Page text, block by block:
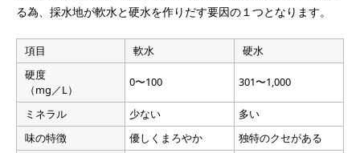
る為、採水地が軟水と硬水を作りだす要因の１つとなります。
項目 軟水
硬水
硬度
（mg／L）
0〜100 301〜1,000
ミネラル 少ない
多い
味の特徴
優しくまろやか 独特のクセがある